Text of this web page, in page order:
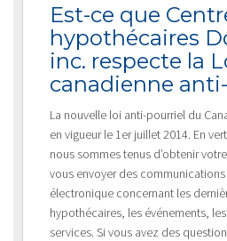
Est-ce que
hypothécaires
inc. respecte la
canadienne
La nouvelle loi anti-pourriel du
en vigueur le 1er juillet 2014. En
nous sommes tenus d’obtenir
vous envoyer des
électronique concernant les
hypothécaires, les événements,
services. Si vous avez des